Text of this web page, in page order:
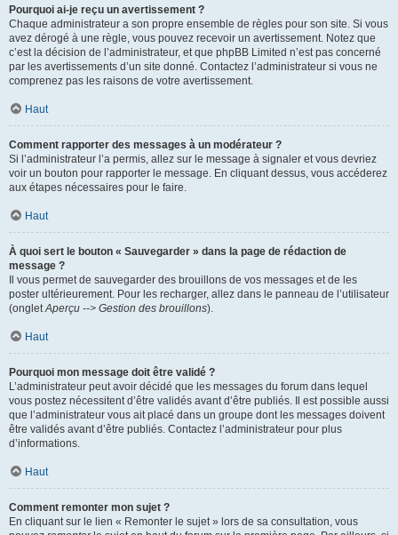
Pourquoi ai-je reçu un avertissement ?
Chaque administrateur a son propre ensemble de règles pour son site. Si vous
avez dérogé à une règle, vous pouvez recevoir un avertissement. Notez que
c’est la décision de l’administrateur, et que phpBB Limited n’est pas concerné
par les avertissements d’un site donné. Contactez l’administrateur si vous ne
comprenez pas les raisons de votre avertissement.
Haut
Comment rapporter des messages à un modérateur ?
Si l’administrateur l’a permis, allez sur le message à signaler et vous devriez
voir un bouton pour rapporter le message. En cliquant dessus, vous accéderez
aux étapes nécessaires pour le faire.
Haut
À quoi sert le bouton « Sauvegarder » dans la page de rédaction de
message ?
Il vous permet de sauvegarder des brouillons de vos messages et de les
poster ultérieurement. Pour les recharger, allez dans le panneau de l’utilisateur
(ongletAperçu --> Gestion des brouillons).
Haut
Pourquoi mon message doit être validé ?
L’administrateur peut avoir décidé que les messages du forum dans lequel
vous postez nécessitent d’être validés avant d’être publiés. Il est possible aussi
que l’administrateur vous ait placé dans un groupe dont les messages doivent
être validés avant d’être publiés. Contactez l’administrateur pour plus
d’informations.
Haut
Comment remonter mon sujet ?
En cliquant sur le lien « Remonter le sujet » lors de sa consultation, vous